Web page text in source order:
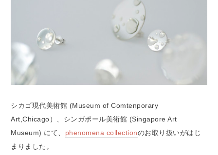
シカゴ現代美術館 (Museum of Comtenporary
Art,Chicago）、シンガポール美術館 (Singapore Art
Museum) にて、 phenomena collectionのお取り扱いがはじ
まりました。